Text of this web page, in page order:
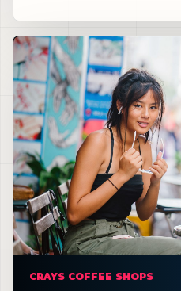
CRAYS COFFEE SHOPS